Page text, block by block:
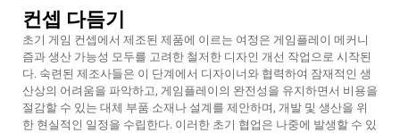
컨셉 다듬기
초기 게임 컨셉에서 제조된 제품에 이르는 여정은 게임플레이 메커니
즘과 생산 가능성 모두를 고려한 철저한 디자인 개선 작업으로 시작된
다. 숙련된 제조사들은 이 단계에서 디자이너와 협력하여 잠재적인 생
산상의 어려움을 파악하고, 게임플레이의 완전성을 유지하면서 비용을
절감할 수 있는 대체 부품 소재나 설계를 제안하며, 개발 및 생산을 위
한 현실적인 일정을 수립한다. 이러한 초기 협업은 나중에 발생할 수 있